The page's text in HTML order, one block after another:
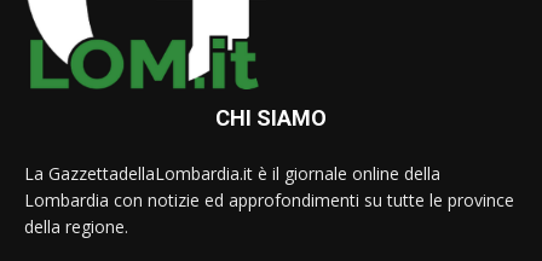
CHI SIAMO
La GazzettadellaLombardia.it è il giornale online della
Lombardia con notizie ed approfondimenti su tutte le province
della regione.